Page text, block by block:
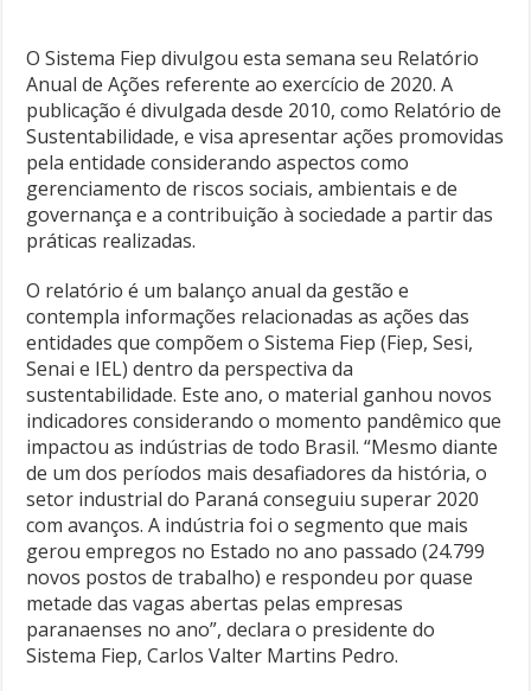
O Sistema Fiep divulgou esta semana seu Relatório
Anual de Ações referente ao exercício de 2020. A
publicação é divulgada desde 2010, como Relatório de
Sustentabilidade, e visa apresentar ações promovidas
pela entidade considerando aspectos como
gerenciamento de riscos sociais, ambientais e de
governança e a contribuição à sociedade a partir das
práticas realizadas.
O relatório é um balanço anual da gestão e
contempla informações relacionadas as ações das
entidades que compõem o Sistema Fiep (Fiep, Sesi,
Senai e IEL) dentro da perspectiva da
sustentabilidade. Este ano, o material ganhou novos
indicadores considerando o momento pandêmico que
impactou as indústrias de todo Brasil. “Mesmo diante
de um dos períodos mais desafiadores da história, o
setor industrial do Paraná conseguiu superar 2020
com avanços. A indústria foi o segmento que mais
gerou empregos no Estado no ano passado (24.799
novos postos de trabalho) e respondeu por quase
metade das vagas abertas pelas empresas
paranaenses no ano”, declara o presidente do
Sistema Fiep, Carlos Valter Martins Pedro.